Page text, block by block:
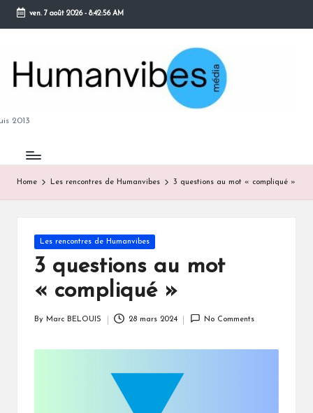
Skip
content
ven. 7 août 2026- 8:42:57 AM
2013
Home Les rencontres de Humanvibes 3 questions au mot « compliqué »
Posted
Les rencontres de Humanvibes
3 questions au mot
« compliqué »
By Marc BELOUIS 28 mars 2024 No Comments